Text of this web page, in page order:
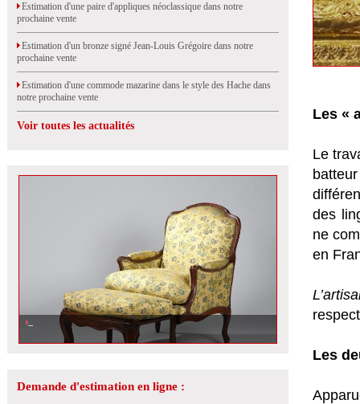
Estimation d'une paire d'appliques néoclassique dans notre
prochaine vente
Estimation d'un bronze signé Jean-Louis Grégoire dans notre
prochaine vente
Estimation d'une commode mazarine dans le style des Hache dans
notre prochaine vente
Voir toutes les actualités
Estimation et vente d\'une bergère Louis XV signée Delanois
Demande d'estimation en ligne :
Les «
Le
des
ne
en
Les